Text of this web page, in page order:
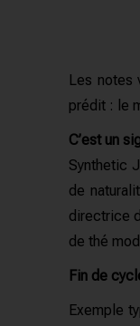
Les notes
prédit : le
C’est un
Synthetic
de
directrice
de thé
Fin de
Exemple